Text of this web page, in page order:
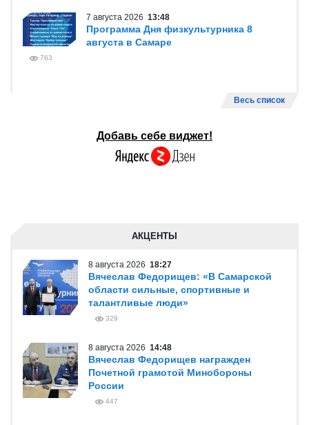
7 августа 2026 13:48
Программа Дня физкультурника 8
августа в Самаре
763
Весь список
Добавь себе виджет!
АКЦЕНТЫ
8 августа 2026 18:27
Вячеслав Федорищев: «В Самарской
области сильные, спортивные и
талантливые люди»
329
8 августа 2026 14:48
Вячеслав Федорищев награжден
Почетной грамотой Минобороны
России
447